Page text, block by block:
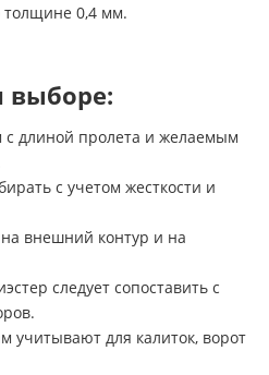
0,4 мм.
выборе:
длиной пролета и желаемым
с учетом жесткости и
внешний контур и на
следует сопоставить с
учитывают для калиток, ворот